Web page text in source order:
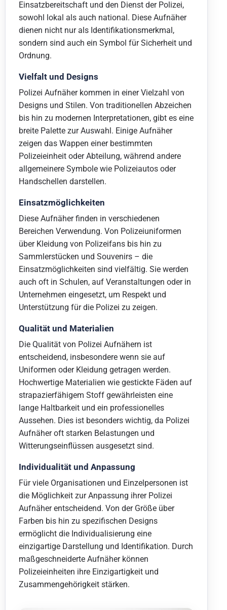
Einsatzbereitschaft und den Dienst der Polizei,
sowohl lokal als auch national. Diese Aufnäher
dienen nicht nur als Identifikationsmerkmal,
sondern sind auch ein Symbol für Sicherheit und
Ordnung.
Vielfalt und Designs
Polizei Aufnäher kommen in einer Vielzahl von
Designs und Stilen. Von traditionellen Abzeichen
bis hin zu modernen Interpretationen, gibt es eine
breite Palette zur Auswahl. Einige Aufnäher
zeigen das Wappen einer bestimmten
Polizeieinheit oder Abteilung, während andere
allgemeinere Symbole wie Polizeiautos oder
Handschellen darstellen.
Einsatzmöglichkeiten
Diese Aufnäher finden in verschiedenen
Bereichen Verwendung. Von Polizeiuniformen
über Kleidung von Polizeifans bis hin zu
Sammlerstücken und Souvenirs – die
Einsatzmöglichkeiten sind vielfältig. Sie werden
auch oft in Schulen, auf Veranstaltungen oder in
Unternehmen eingesetzt, um Respekt und
Unterstützung für die Polizei zu zeigen.
Qualität und Materialien
Die Qualität von Polizei Aufnähern ist
entscheidend, insbesondere wenn sie auf
Uniformen oder Kleidung getragen werden.
Hochwertige Materialien wie gestickte Fäden auf
strapazierfähigem Stoff gewährleisten eine
lange Haltbarkeit und ein professionelles
Aussehen. Dies ist besonders wichtig, da Polizei
Aufnäher oft starken Belastungen und
Witterungseinflüssen ausgesetzt sind.
Individualität und Anpassung
Für viele Organisationen und Einzelpersonen ist
die Möglichkeit zur Anpassung ihrer Polizei
Aufnäher entscheidend. Von der Größe über
Farben bis hin zu spezifischen Designs
ermöglicht die Individualisierung eine
einzigartige Darstellung und Identifikation. Durch
maßgeschneiderte Aufnäher können
Polizeieinheiten ihre Einzigartigkeit und
Zusammengehörigkeit stärken.